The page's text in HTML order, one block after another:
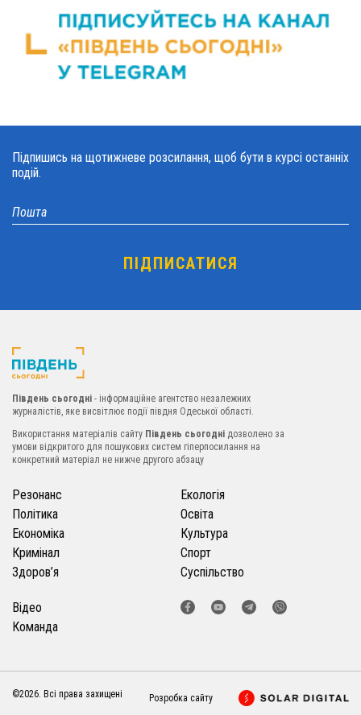
Підпишись на щотижневе розсилання, щоб бути в курсі останніх
подій.
Південь сьогодні - інформаційне агентство незалежних
журналістів, яке висвітлює події півдня Одеської області.
Використання матеріалів сайту Південь сьогодні дозволено за
умови відкритого для пошукових систем гіперпосилання на
конкретний матеріал не нижче другого абзацу
Резонанс
Політика
Економіка
Кримінал
Здоров’я
Екологія
Освіта
Культура
Спорт
Суспільство
Відео
Команда
©2026. Всі права захищені Розробка сайту